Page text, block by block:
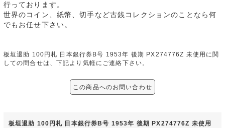
行っております。
世界のコイン、紙幣、切手など古銭コレクションのことなら何
でもお任せ下さい。
板垣退助 100円札 日本銀行券B号 1953年 後期 PX274776Z 未使用に関
しての問合せは、下記より気軽にご連絡下さい。
この商品へのお問い合わせ
板垣退助 100円札 日本銀行券B号 1953年 後期 PX274776Z 未使用